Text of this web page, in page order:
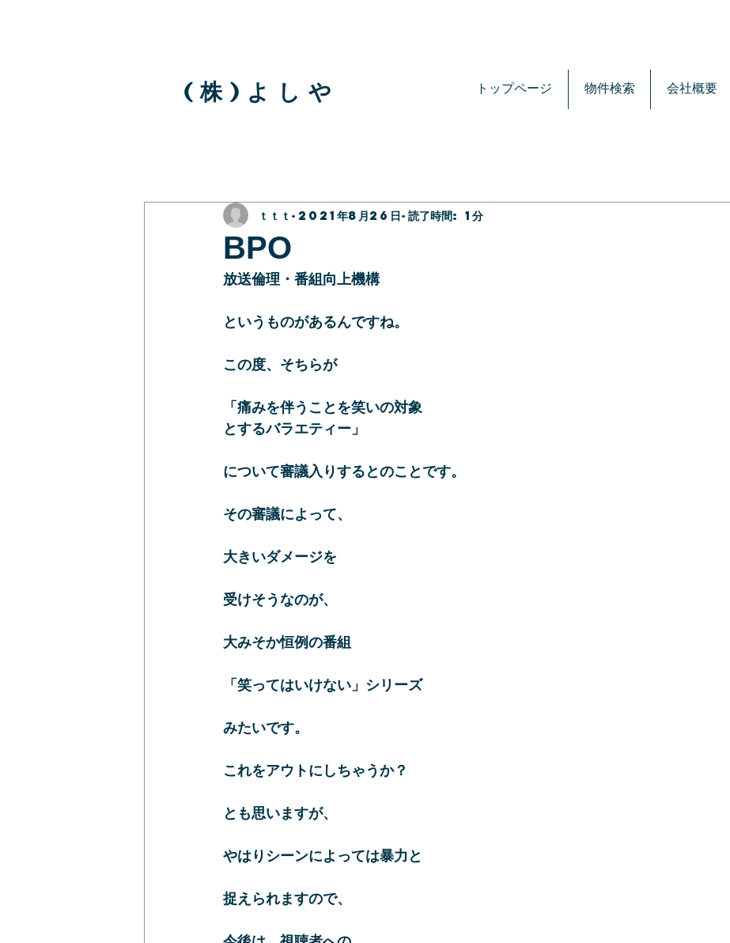
( 株 ) よ し や トップページ 物件検索 会社概要
BPO
ｔｔｔ 2021年8月26日 読了時間: 1分
放送倫理・番組向上機構
というものがあるんですね。
この度、そちらが
「痛みを伴うことを笑いの対象
とするバラエティー」
について審議入りするとのことです。
その審議によって、
大きいダメージを
受けそうなのが、
大みそか恒例の番組
「笑ってはいけない」シリーズ
みたいです。
これをアウトにしちゃうか？
とも思いますが、
やはりシーンによっては暴力と
捉えられますので、